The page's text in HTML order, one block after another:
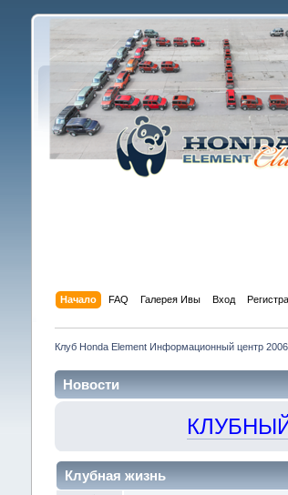
Начало FAQ Галерея Ивы Вход
Клуб Honda Element Информационный центр
Новости
КЛУБНЫЙ
Клубная жизнь